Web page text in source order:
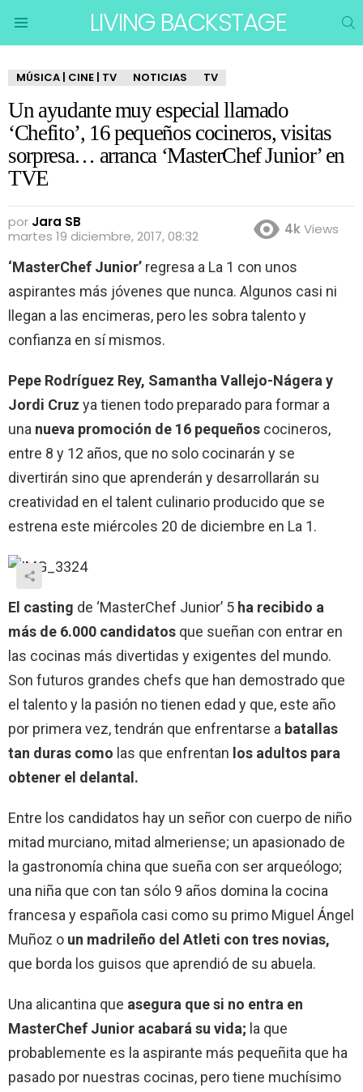
LIVING BACKSTAGE
MÚSICA | CINE | TV NOTICIAS TV
Un ayudante muy especial llamado
‘Chefito’, 16 pequeños cocineros, visitas
sorpresa… arranca ‘MasterChef Junior’ en
TVE
por Jara SB
martes 19 diciembre, 2017, 08:32
4kViews
‘MasterChef Junior’ regresa a La 1 con unos
aspirantes más jóvenes que nunca. Algunos casi ni
llegan a las encimeras, pero les sobra talento y
confianza en sí mismos.
Pepe Rodríguez Rey, Samantha Vallejo-Nágera y
Jordi Cruz ya tienen todo preparado para formar a
una nueva promoción de 16 pequeños cocineros,
entre 8 y 12 años, que no solo cocinarán y se
divertirán sino que aprenderán y desarrollarán su
creatividad en el talent culinario producido que se
estrena este miércoles 20 de diciembre en La 1.
El casting de ‘MasterChef Junior’ 5 ha recibido a
más de 6.000 candidatos que sueñan con entrar en
las cocinas más divertidas y exigentes del mundo.
Son futuros grandes chefs que han demostrado que
el talento y la pasión no tienen edad y que, este año
por primera vez, tendrán que enfrentarse a batallas
tan duras como las que enfrentan los adultos para
obtener el delantal.
Entre los candidatos hay un señor con cuerpo de niño
mitad murciano, mitad almeriense; un apasionado de
la gastronomía china que sueña con ser arqueólogo;
una niña que con tan sólo 9 años domina la cocina
francesa y española casi como su primo Miguel Ángel
Muñoz o un madrileño del Atleti con tres novias,
que borda los guisos que aprendió de su abuela.
Una alicantina que asegura que si no entra en
MasterChef Junior acabará su vida; la que
probablemente es la aspirante más pequeñita que ha
pasado por nuestras cocinas, pero tiene muchísimo